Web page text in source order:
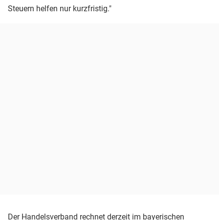
Steuern helfen nur kurzfristig."
Der Handelsverband rechnet derzeit im bayerischen